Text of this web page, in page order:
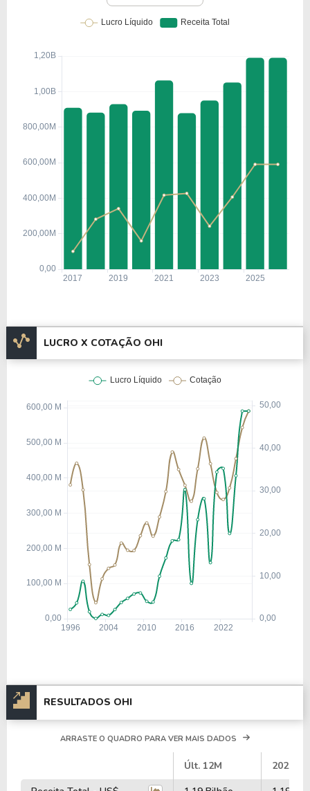
LUCRO X COTAÇÃO OHI
RESULTADOS OHI
ARRASTE O QUADRO PARA VER MAIS DADOS
Últ. 12M
2025